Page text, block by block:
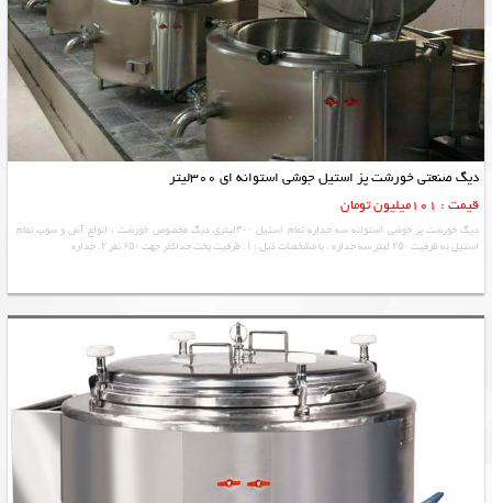
دیگ صنعتی خورشت پز استیل جوشی استوانه ای 300لیتر
قیمت : 101میلیون تومان
دیگ خورشت پز جوشی استوانه سه جداره تمام استیل ۳۰۰لیتری دیگ مخصوص خورشت ، انواع آش و سوپ تمام
استیل به ظرفیت ۲۵۰ لیتر سه جداره ، با مشخصات ذیل : ۱. ظرفیت پخت حداکثر جهت ۶۵۰ نفر ۲. جداره